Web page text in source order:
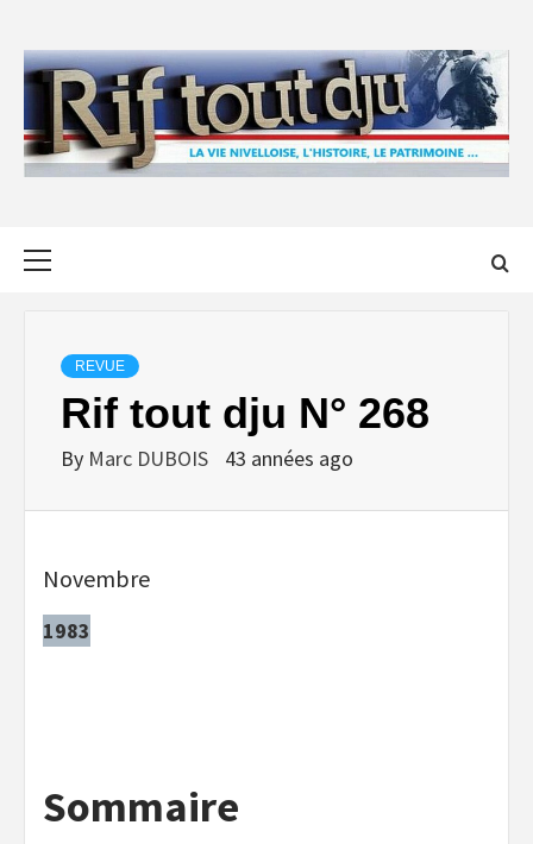
content
REVUE
Rif tout dju N° 268
By Marc DUBOIS 43 années ago
Novembre
1983
Sommaire